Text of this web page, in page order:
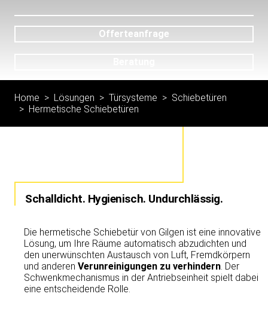
Offerteanfrage
Home Lösungen Türsysteme
Schiebetüren
Hermetische Schiebetüren
Schalldicht. Hygienisch. Undurchlässig.
Die hermetische Schiebetür von Gilgen ist eine innovative
Lösung, um Ihre Räume automatisch abzudichten und
den unerwünschten Austausch von Luft, Fremdkörpern
und anderen Verunreinigungen zu verhindern. Der
Schwenkmechanismus in der Antriebseinheit spielt dabei
eine entscheidende Rolle.